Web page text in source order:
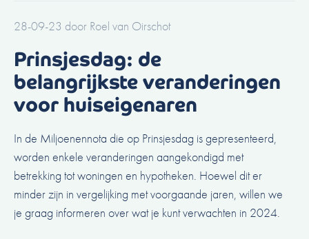
28-09-23 door Roel van Oirschot
Prinsjesdag: de
belangrijkste veranderingen
voor huiseigenaren
In de Miljoenennota die op Prinsjesdag is gepresenteerd,
worden enkele veranderingen aangekondigd met
betrekking tot woningen en hypotheken. Hoewel dit er
minder zijn in vergelijking met voorgaande jaren, willen we
je graag informeren over wat je kunt verwachten in 2024.